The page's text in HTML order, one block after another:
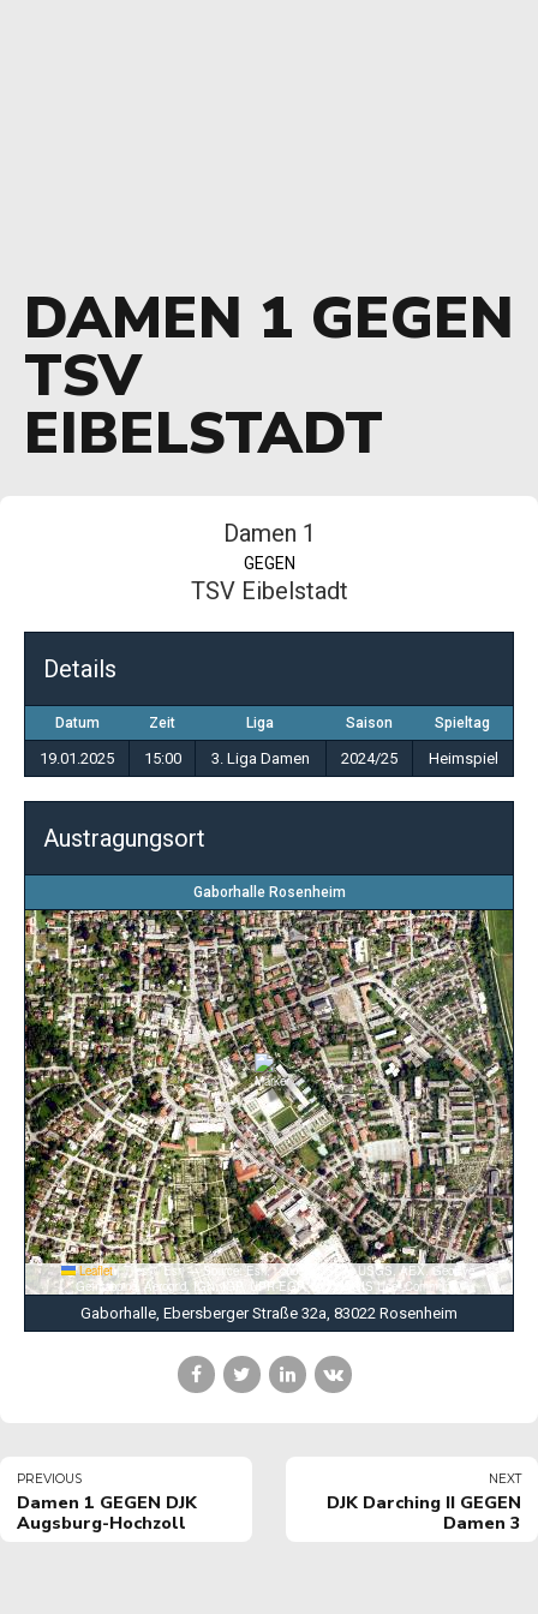
DAMEN 1 GEGEN
TSV
EIBELSTADT
Damen 1
GEGEN
TSV Eibelstadt
Details
Datum Zeit Liga Saison Spieltag
19.01.2025 15:00 3. Liga Damen 2024/25 Heimspiel
Austragungsort
Gaborhalle Rosenheim
Leaflet |Tiles © Esri — Source: Esri, i-cubed, USDA, USGS, AEX, GeoEye,
Getmapping, Aerogrid, IGN, IGP, UPR-EGP, and the GIS User Community
Gaborhalle, Ebersberger Straße 32a, 83022 Rosenheim
PREVIOUS
Damen 1 GEGEN DJK
Augsburg-Hochzoll
NEXT
DJK Darching II GEGEN
Damen 3